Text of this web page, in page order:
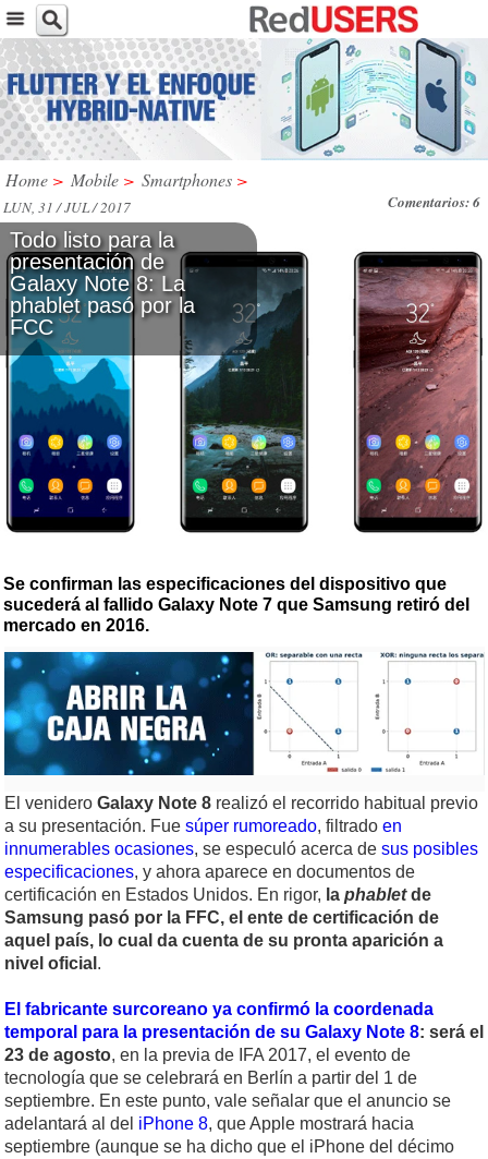
Home > Mobile > Smartphones >
Comentarios: 6
LUN, 31 / JUL / 2017
Todo listo para la
presentación de
Galaxy Note 8: La
phablet pasó por la
FCC
Se confirman las especificaciones del dispositivo que
sucederá al fallido Galaxy Note 7 que Samsung retiró del
mercado en 2016.
El venidero Galaxy Note 8 realizó el recorrido habitual previo
a su presentación. Fue súper rumoreado, filtrado en
innumerables ocasiones, se especuló acerca de sus posibles
especificaciones, y ahora aparece en documentos de
certificación en Estados Unidos. En rigor, la phabletde
Samsung pasó por la FFC, el ente de certificación de
aquel país, lo cual da cuenta de su pronta aparición a
nivel oficial .
El fabricante surcoreano ya confirmó la coordenada
temporal para la presentación de su Galaxy Note 8: será el
23 de agosto, en la previa de IFA 2017, el evento de
tecnología que se celebrará en Berlín a partir del 1 de
septiembre. En este punto, vale señalar que el anuncio se
adelantará al del iPhone 8, que Apple mostrará hacia
septiembre (aunque se ha dicho que el iPhone del décimo